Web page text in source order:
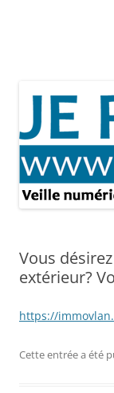
Vous
extérieur?
https://
Cette entrée a été